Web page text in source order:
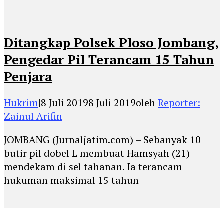
Ditangkap Polsek Ploso Jombang,
Pengedar Pil Terancam 15 Tahun
Penjara
Hukrim|8 Juli 20198 Juli 2019olehReporter:
Zainul Arifin
JOMBANG (Jurnaljatim.com) – Sebanyak 10
butir pil dobel L membuat Hamsyah (21)
mendekam di sel tahanan. Ia terancam
hukuman maksimal 15 tahun